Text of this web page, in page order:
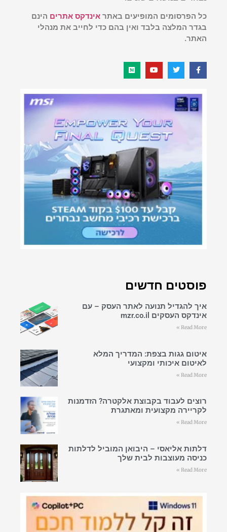
כל הפרסומים המופיעים באתר אינדקס אתרים הינם
בגדר המלצה בלבד ואין בהם כדי לחייב את מנהלי
האתר.
פוסטים חדשים
איך להגדיל תנועה לאתר העסק – עם
אינדקס העסקים mzr.co.il
Read More »
איטום גגות בצפת: המדריך המלא
לאיטום איכותי ומקצועי
Read More »
רוצים לעבוד בקבוצת אלקטרה? הזדמנות
לקריירה מקצועית ומאתגרת
Read More »
דלתות אליאסי – היבואן המוביל לדלתות
כניסה מעוצבות לבית שלך
Read More »